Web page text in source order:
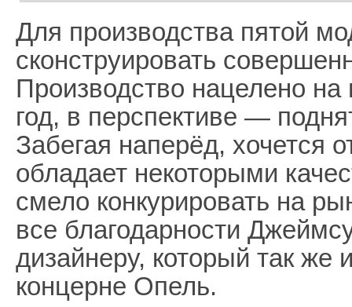
Для производства пятой
сконструировать
Производство нацелено
год, в перспективе —
Забегая наперёд, хочется
обладает некоторыми
смело конкурировать на
все благодарности
дизайнеру, который так же
концерне Опель.